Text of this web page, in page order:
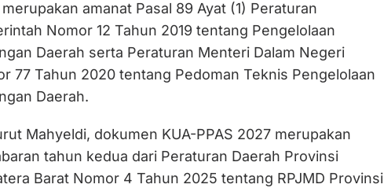
amanat Pasal 89 Ayat (1) Peraturan
Nomor 12 Tahun 2019 tentang Pengelolaan
Daerah serta Peraturan Menteri Dalam Negeri
77 Tahun 2020 tentang Pedoman Teknis Pengelolaan
Daerah.
Mahyeldi, dokumen KUA-PPAS 2027 merupakan
tahun kedua dari Peraturan Daerah Provinsi
Barat Nomor 4 Tahun 2025 tentang RPJMD Provinsi